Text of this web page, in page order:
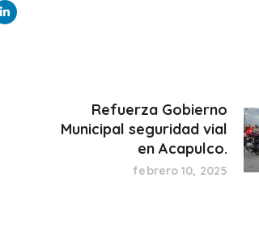
Refuerza Gobierno
Municipal seguridad vial
en Acapulco.
febrero 10, 2025